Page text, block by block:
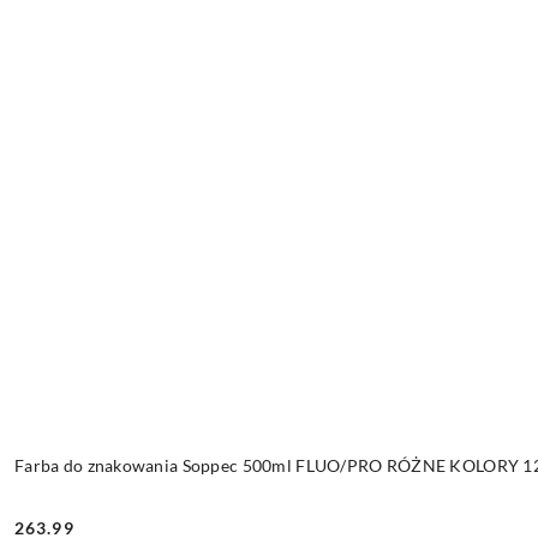
Farba do znakowania Soppec 500ml FLUO/PRO RÓŻNE KOLORY
263.99